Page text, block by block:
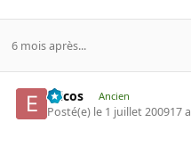
6 mois après...
Ericos Ancien
Posté(e) le 1 juillet 200917 a